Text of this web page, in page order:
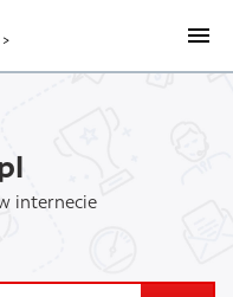
internecie